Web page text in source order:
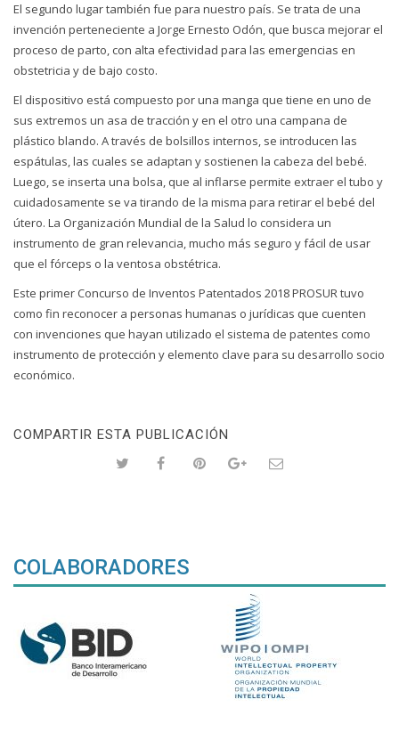
El segundo lugar también fue para nuestro país. Se trata de una
invención perteneciente a Jorge Ernesto Odón, que busca mejorar el
proceso de parto, con alta efectividad para las emergencias en
obstetricia y de bajo costo.
El dispositivo está compuesto por una manga que tiene en uno de
sus extremos un asa de tracción y en el otro una campana de
plástico blando. A través de bolsillos internos, se introducen las
espátulas, las cuales se adaptan y sostienen la cabeza del bebé.
Luego, se inserta una bolsa, que al inflarse permite extraer el tubo y
cuidadosamente se va tirando de la misma para retirar el bebé del
útero. La Organización Mundial de la Salud lo considera un
instrumento de gran relevancia, mucho más seguro y fácil de usar
que el fórceps o la ventosa obstétrica.
Este primer Concurso de Inventos Patentados 2018 PROSUR tuvo
como fin reconocer a personas humanas o jurídicas que cuenten
con invenciones que hayan utilizado el sistema de patentes como
instrumento de protección y elemento clave para su desarrollo socio
económico.
COMPARTIR ESTA PUBLICACIÓN
COLABORADORES